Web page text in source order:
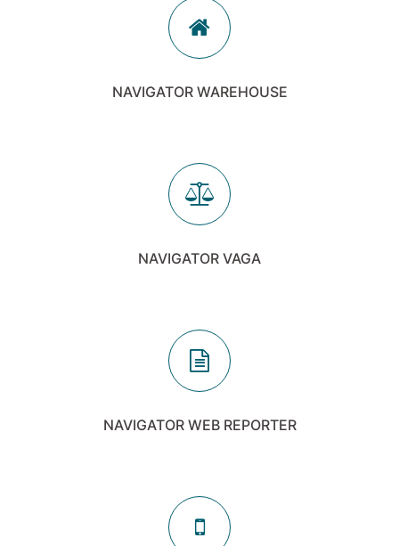
NAVIGATOR WAREHOUSE
NAVIGATOR VAGA
NAVIGATOR WEB REPORTER